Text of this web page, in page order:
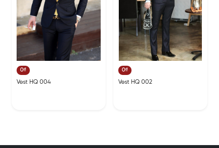
0₫
Vest HQ 004
0₫
Vest HQ 002